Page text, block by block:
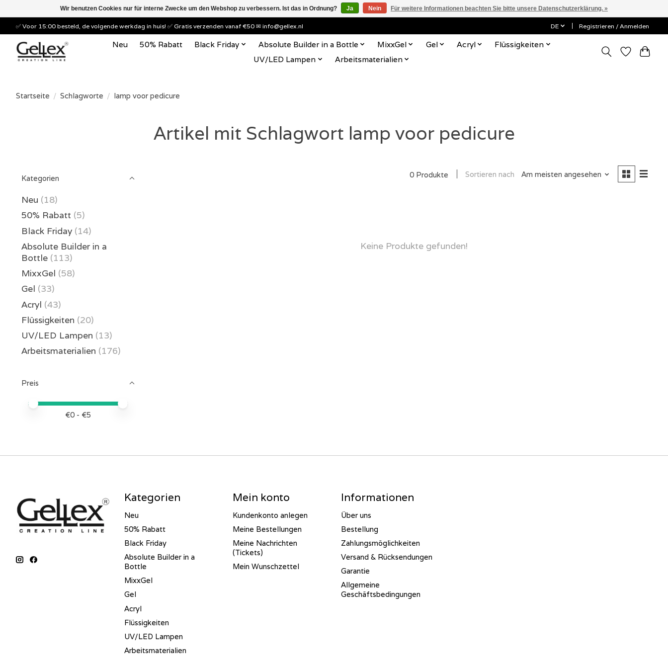
✅ Voor 15:00 besteld, de volgende werkdag in huis! ✅ Gratis verzenden vanaf €50 ✉ info@gellex.nl DE Registrieren / Anmelden
Neu 50% Rabatt Black Friday Absolute Builder in a Bottle MixxGel Gel Acryl
Flüssigkeiten
UV/LED Lampen
Arbeitsmaterialien
Startseite / Schlagworte / lamp voor pedicure
Artikel mit Schlagwort lamp voor pedicure
Kategorien
Neu (18)
50% Rabatt (5)
Black Friday (14)
Absolute Builder in a
Bottle (113)
MixxGel (58)
Gel (33)
Acryl (43)
Flüssigkeiten (20)
UV/LED Lampen (13)
Arbeitsmaterialien (176)
Preis
Preis – Mindestwert
Price maximum value
€0 - €5
0 Produkte Sortieren nach Am meisten angesehen
Keine Produkte gefunden!
Kategorien
Neu
50% Rabatt
Black Friday
Absolute Builder in a
Bottle
MixxGel
Gel
Acryl
Flüssigkeiten
UV/LED Lampen
Arbeitsmaterialien
Mein konto
Kundenkonto anlegen
Meine Bestellungen
Meine Nachrichten
(Tickets)
Mein Wunschzettel
Informationen
Über uns
Bestellung
Zahlungsmöglichkeiten
Versand & Rücksendungen
Garantie
Allgemeine
Geschäftsbedingungen
Wir benutzen Cookies nur für interne Zwecke um den Webshop zu verbessern. Ist das in Ordnung? Ja Nein Für weitere Informationen beachten Sie bitte unsere Datenschutzerklärung. »